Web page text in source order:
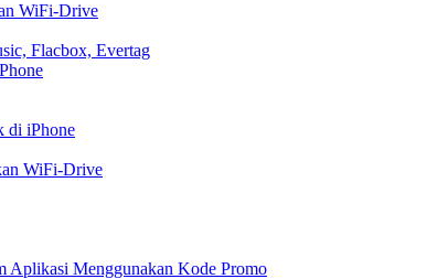
WiFi-Drive
Flacbox, Evertag
di iPhone
WiFi-Drive
Aplikasi Menggunakan Kode Promo